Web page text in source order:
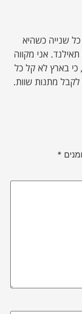
שנייה כשהיא
אני מקווה
בארץ לא קל כל
מתנות שוות.
*